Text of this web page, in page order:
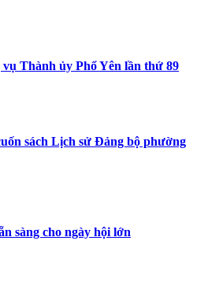
Thành ủy Phổ Yên lần thứ 89
sách Lịch sử Đảng bộ phường
sàng cho ngày hội lớn